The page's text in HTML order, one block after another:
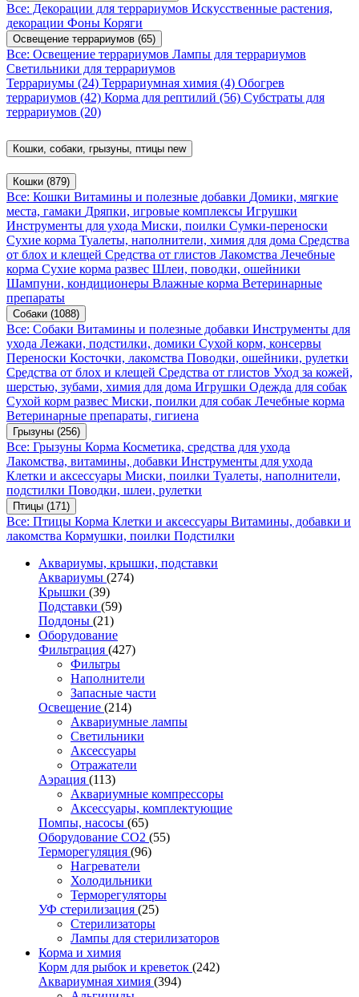
Все: Декорации для террариумов Искусственные растения,
декорации Фоны Коряги
Освещение террариумов (65)
Все: Освещение террариумов Лампы для террариумов
Светильники для террариумов
Террариумы (24) Террариумная химия (4) Обогрев
террариумов (42) Корма для рептилий (56) Субстраты для
террариумов (20)
Кошки, собаки, грызуны, птицы new
Кошки (879)
Все: Кошки Витамины и полезные добавки Домики, мягкие
места, гамаки Дряпки, игровые комплексы Игрушки
Инструменты для ухода Миски, поилки Сумки-переноски
Сухие корма Туалеты, наполнители, химия для дома Средства
от блох и клещей Средства от глистов Лакомства Лечебные
корма Сухие корма развес Шлеи, поводки, ошейники
Шампуни, кондиционеры Влажные корма Ветеринарные
препараты
Собаки (1088)
Все: Собаки Витамины и полезные добавки Инструменты для
ухода Лежаки, подстилки, домики Сухой корм, консервы
Переноски Косточки, лакомства Поводки, ошейники, рулетки
Средства от блох и клещей Средства от глистов Уход за кожей,
шерстью, зубами, химия для дома Игрушки Одежда для собак
Сухой корм развес Миски, поилки для собак Лечебные корма
Ветеринарные препараты, гигиена
Грызуны (256)
Все: Грызуны Корма Косметика, средства для ухода
Лакомства, витамины, добавки Инструменты для ухода
Клетки и аксессуары Миски, поилки Туалеты, наполнители,
подстилки Поводки, шлеи, рулетки
Птицы (171)
Все: Птицы Корма Клетки и аксессуары Витамины, добавки и
лакомства Кормушки, поилки Подстилки
Аквариумы, крышки, подставки
Аквариумы (274)
Крышки (39)
Подставки (59)
Поддоны (21)
Оборудование
Фильтрация (427)
Фильтры
Наполнители
Запасные части
Освещение (214)
Аквариумные лампы
Светильники
Аксессуары
Отражатели
Аэрация (113)
Аквариумные компрессоры
Аксессуары, комплектующие
Помпы, насосы (65)
Оборудование CO2 (55)
Терморегуляция (96)
Нагреватели
Холодильники
Терморегуляторы
УФ стерилизация (25)
Стерилизаторы
Лампы для стерилизаторов
Корма и химия
Корм для рыбок и креветок (242)
Аквариумная химия (394)